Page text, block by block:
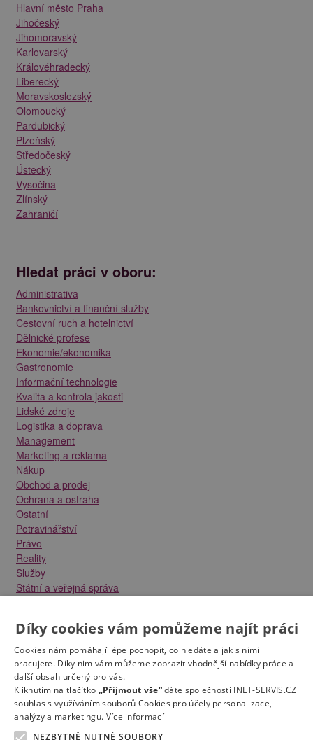
Hlavní město Praha
Jihočeský
Jihomoravský
Karlovarský
Královéhradecký
Liberecký
Moravskoslezský
Olomoucký
Pardubický
Plzeňský
Středočeský
Ústecký
Vysočina
Zlínský
Zahraničí
Hledat práci v oboru:
Administrativa
Bankovnictví a finanční služby
Cestovní ruch a hotelnictví
Dělnické profese
Ekonomie/ekonomika
Gastronomie
Informační technologie
Kvalita a kontrola jakosti
Lidské zdroje
Logistika a doprava
Management
Marketing a reklama
Nákup
Obchod a prodej
Ochrana a ostraha
Ostatní
Potravinářství
Právo
Reality
Služby
Státní a veřejná správa
Technika a elektrotechnika
Tvůrčí práce a design
Výroba
Vzdělávání a školství
Zdravotnictví
Zemědělství, lesnictví a vodní hospodářství
Díky cookies vám pomůžeme najít práci
Cookies nám pomáhají lépe pochopit, co hledáte a jak s nimi
pracujete. Díky nim vám můžeme zobrazit vhodnější nabídky práce a
další obsah určený pro vás.
Kliknutím na tlačítko „Přijmout vše“dáte společnosti INET-SERVIS.CZ
souhlas s využíváním souborů Cookies pro účely personalizace,
analýzy a marketingu. Více informací
NEZBYTNĚ NUTNÉ SOUBORY